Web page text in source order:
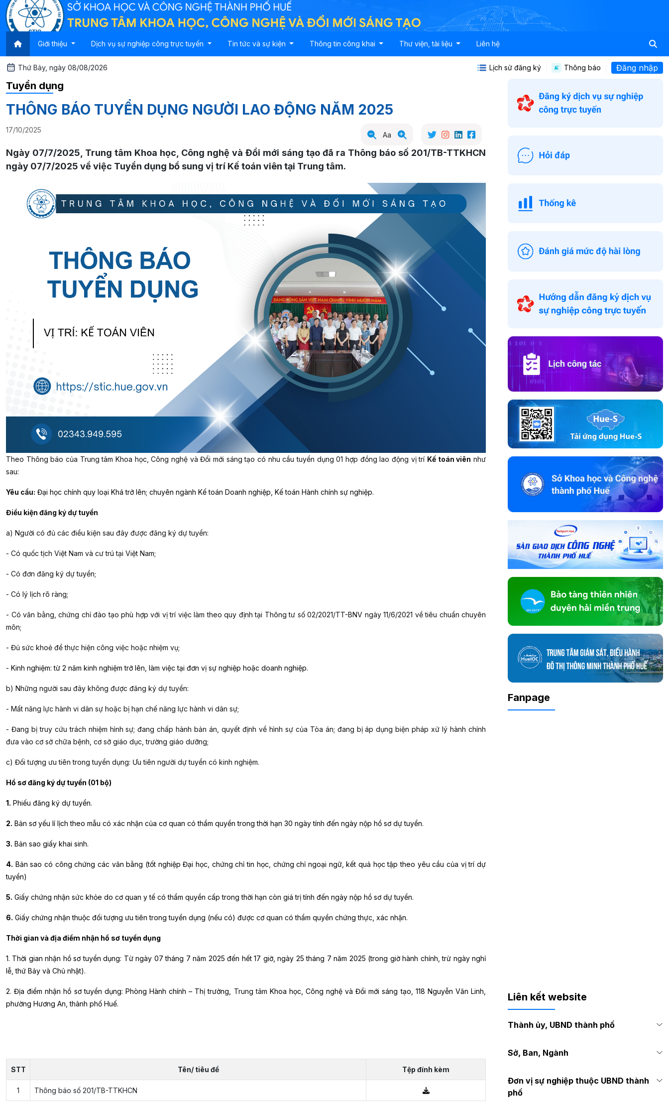
Giới thiệu Dịch vụ sự nghiệp công trực tuyến Tin tức và sự kiện Thông tin công khai Thư viện, tài liệu Liên hệ
Thứ Bảy, ngày 08/08/2026 Lịch sử đăng ký Thông báo Đăng nhập
Tuyển dụng
THÔNG BÁO TUYỂN DỤNG NGƯỜI LAO ĐỘNG NĂM 2025
17/10/2025
Aa
Ngày 07/7/2025, Trung tâm Khoa học, Công nghệ và Đổi mới sáng tạo đã ra Thông báo số 201/TB-TTKHCN
ngày 07/7/2025 về việc Tuyển dụng bổ sung vị trí Kế toán viên tại Trung tâm.
Theo Thông báo của Trung tâm Khoa học, Công nghệ và Đổi mới sáng tạo có nhu cầu tuyển dụng 01 hợp đồng lao động vị trí Kế toán viên như
sau:
Yêu cầu: Đại học chính quy loại Khá trở lên; chuyên ngành Kế toán Doanh nghiệp, Kế toán Hành chính sự nghiệp.
Điều kiện đăng ký dự tuyển
a) Người có đủ các điều kiện sau đây được đăng ký dự tuyển:
- Có quốc tịch Việt Nam và cư trú tại Việt Nam;
- Có đơn đăng ký dự tuyển;
- Có lý lịch rõ ràng;
- Có văn bằng, chứng chỉ đào tạo phù hợp với vị trí việc làm theo quy định tại Thông tư số 02/2021/TT-BNV ngày 11/6/2021 về tiêu chuẩn chuyên
môn;
- Đủ sức khoẻ để thực hiện công việc hoặc nhiệm vụ;
- Kinh nghiệm: từ 2 năm kinh nghiệm trở lên, làm việc tại đơn vị sự nghiệp hoặc doanh nghiệp.
b) Những người sau đây không được đăng ký dự tuyển:
- Mất năng lực hành vi dân sự hoặc bị hạn chế năng lực hành vi dân sự;
- Đang bị truy cứu trách nhiệm hình sự; đang chấp hành bản án, quyết định về hình sự của Tòa án; đang bị áp dụng biện pháp xử lý hành chính
đưa vào cơ sở chữa bệnh, cơ sở giáo dục, trường giáo dưỡng;
c) Đối tượng ưu tiên trong tuyển dụng: Ưu tiên người dự tuyển có kinh nghiệm.
Hồ sơ đăng ký dự tuyển (01 bộ)
1. Phiếu đăng ký dự tuyển.
2. Bản sơ yếu lí lịch theo mẫu có xác nhận của cơ quan có thẩm quyền trong thời hạn 30 ngày tính đến ngày nộp hồ sơ dự tuyển.
3. Bản sao giấy khai sinh.
4. Bản sao có công chứng các văn bằng (tốt nghiệp Đại học, chứng chỉ tin học, chứng chỉ ngoại ngữ, kết quả học tập theo yêu cầu của vị trí dự
tuyển)
5. Giấy chứng nhận sức khỏe do cơ quan y tế có thẩm quyền cấp trong thời hạn còn giá trị tính đến ngày nộp hồ sơ dự tuyển.
6. Giấy chứng nhận thuộc đối tượng ưu tiên trong tuyển dụng (nếu có) được cơ quan có thẩm quyền chứng thực, xác nhận.
Thời gian và địa điểm nhận hồ sơ tuyển dụng
1. Thời gian nhận hồ sơ tuyển dụng: Từ ngày 07 tháng 7 năm 2025 đến hết 17 giờ, ngày 25 tháng 7 năm 2025 (trong giờ hành chính, trừ ngày nghỉ
lễ, thứ Bảy và Chủ nhật).
2. Địa điểm nhận hồ sơ tuyển dụng: Phòng Hành chính – Thị trường, Trung tâm Khoa học, Công nghệ và Đổi mới sáng tạo, 118 Nguyễn Văn Linh,
phường Hương An, thành phố Huế.
STT Tên/ tiêu đề Tệp đính kèm
1 Thông báo số 201/TB-TTKHCN
Fanpage
Liên kết website
Thành ủy, UBND thành phố
Sở, Ban, Ngành
Đơn vị sự nghiệp thuộc UBND thành
phố